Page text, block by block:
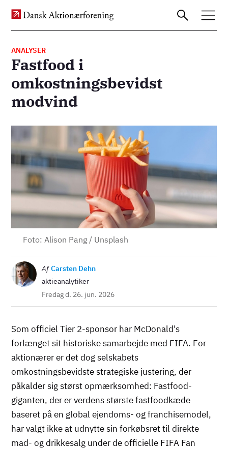
Gå
til
hovedindhold
ANALYSER
Fastfood i
omkostningsbevidst
modvind
Foto: Alison Pang / Unsplash
Billede Af Carsten Dehn
aktieanalytiker
Fredag d. 26. jun. 2026
Som officiel Tier 2-sponsor har McDonald's
forlænget sit historiske samarbejde med FIFA. For
aktionærer er det dog selskabets
omkostningsbevidste strategiske justering, der
påkalder sig størst opmærksomhed: Fastfood-
giganten, der er verdens største fastfoodkæde
baseret på en global ejendoms- og franchisemodel,
har valgt ikke at udnytte sin forkøbsret til direkte
mad- og drikkesalg under de officielle FIFA Fan